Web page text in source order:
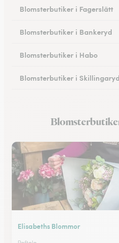
Blomsterbutiker i Fagerslätt
Blomsterbutiker i Bankeryd
Blomsterbutiker i Habo
Blomsterbutiker i Skillingaryd
Blomsterbutiker i Vetlanda
Elisabeths Blommor